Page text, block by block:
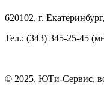
620102, г.
Тел.: (343) 345-25-45
© 2025, ЮТи-Сервис,